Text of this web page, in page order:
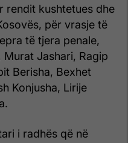
rendit kushtetues dhe
për vrasje të
të tjera penale,
Murat Jashari, Ragip
Berisha, Bexhet
Konjusha, Lirije
i radhës që në